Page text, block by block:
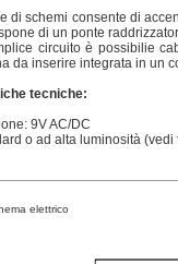
di schemi consente di
di un ponte
circuito è possibilie
da inserire integrata in un
tecniche:
9V AC/DC
o ad alta luminosità (vedi
elettrico